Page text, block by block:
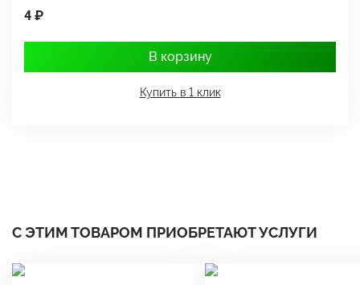
4 ₽
В корзину
Купить в 1 клик
С ЭТИМ ТОВАРОМ ПРИОБРЕТАЮТ УСЛУГИ